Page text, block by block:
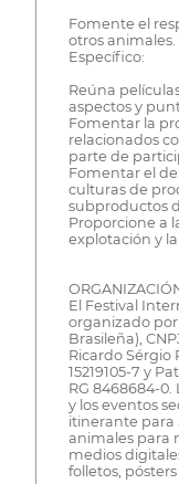
Fomente el
otros animales.
Específico:
Reúna
aspectos y
Fomentar la
relacionados
parte de
Fomentar el
culturas de
subproductos
Proporcione a
explotación y
El Festival
organizado por
Brasileña),
Ricardo Sérgio
15219105-7 y
RG 8468684-
y los eventos
itinerante para
animales para
medios
folletos,